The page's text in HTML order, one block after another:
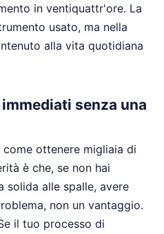
in ventiquattr'ore. La
usato, ma nella
alla vita quotidiana
senza una
ottenere migliaia di
è che, se non hai
solida alle spalle, avere
non un vantaggio.
il tuo processo di